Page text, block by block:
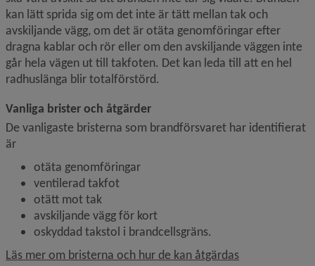
kan lätt sprida sig om det inte är tätt mellan tak och
avskiljande vägg, om det är otäta genomföringar efter
dragna kablar och rör eller om den avskiljande väggen inte
går hela vägen ut till takfoten. Det kan leda till att en hel
radhuslänga blir totalförstörd.
Vanliga brister och åtgärder
De vanligaste bristerna som brandförsvaret har identifierat
är
otäta genomföringar
ventilerad takfot
otätt mot tak
avskiljande vägg för kort
oskyddad takstol i brandcellsgräns.
Läs mer om bristerna och hur de kan åtgärdas